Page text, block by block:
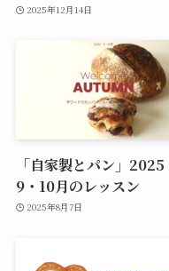
2025年12月14日
「自家製とパン」2025
9・10月のレッスン
2025年8月7日